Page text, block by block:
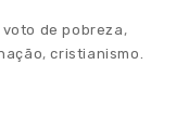
voto de pobreza ,
,cristianismo.